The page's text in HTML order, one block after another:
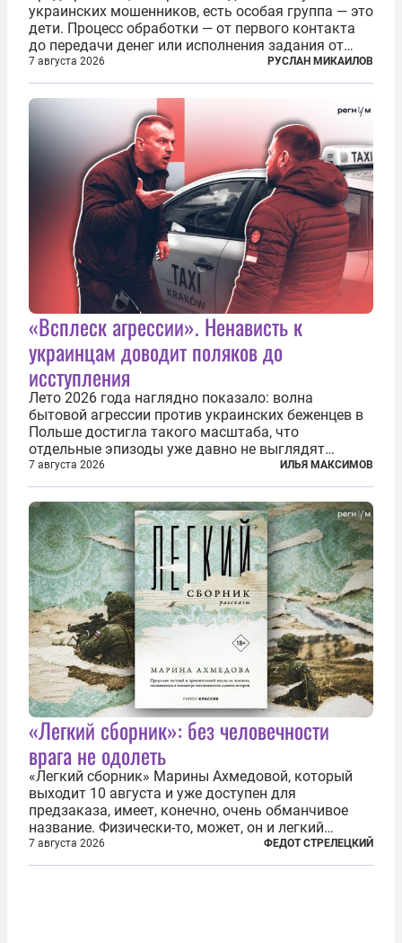
украинских мошенников, есть особая группа — это
дети. Процесс обработки — от первого контакта
до передачи денег или исполнения задания от
кураторов может занять от двух часов до
нескольких месяцев. Детей превращают в
послушных исполнителей, которые...
7 августа 2026 РУСЛАН МИКАИЛОВ
«Всплеск агрессии». Ненависть к
украинцам доводит поляков до
исступления
Лето 2026 года наглядно показало: волна
бытовой агрессии против украинских беженцев в
Польше достигла такого масштаба, что
отдельные эпизоды уже давно не выглядят
случайными. Поляки, судя по происходящему,
буквально теряют рассудок от ненависти к
украинским беженцам, и каждый новый случай
по-своему...
7 августа 2026 ИЛЬЯ МАКСИМОВ
«Легкий сборник»: без человечности
врага не одолеть
«Легкий сборник» Марины Ахмедовой, который
выходит 10 августа и уже доступен для
предзаказа, имеет, конечно, очень обманчивое
название. Физически-то, может, он и легкий
относительно. Но метафизически —
безотносительно тяжелый. Десять рассказов,
7 августа 2026 ФЕДОТ СТРЕЛЕЦКИЙ